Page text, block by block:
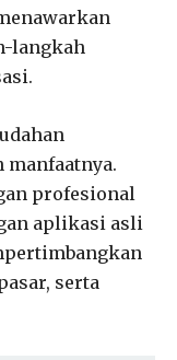
langkah
manfaatnya.
profesional
aplikasi asli
serta